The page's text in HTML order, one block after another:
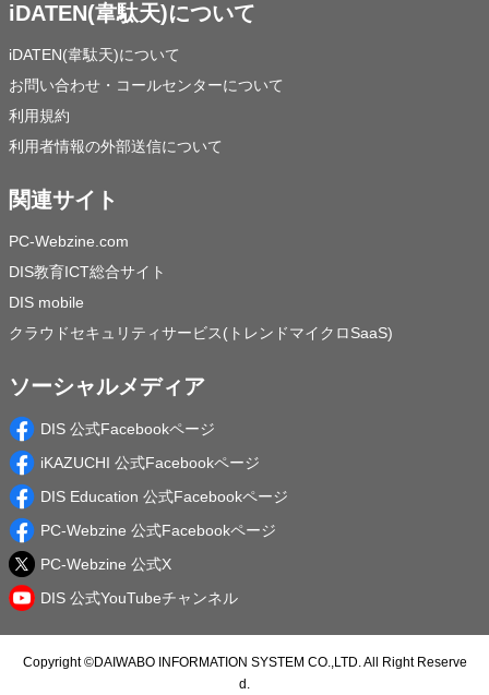
iDATEN(韋駄天)について
iDATEN(韋駄天)について
お問い合わせ・コールセンターについて
利用規約
利用者情報の外部送信について
関連サイト
PC-Webzine.com
DIS教育ICT総合サイト
DIS mobile
クラウドセキュリティサービス(トレンドマイクロSaaS)
ソーシャルメディア
DIS 公式Facebookページ
iKAZUCHI 公式Facebookページ
DIS Education 公式Facebookページ
PC-Webzine 公式Facebookページ
PC-Webzine 公式X
DIS 公式YouTubeチャンネル
Copyright ©DAIWABO INFORMATION SYSTEM CO.,LTD.All Right Reserve
d.